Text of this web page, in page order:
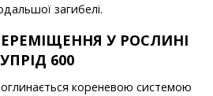
загибелі.
У РОСЛИНІ
600
кореневою системою